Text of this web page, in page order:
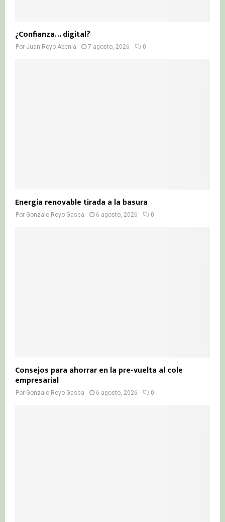
¿Confianza… digital?
Por Juan Royo Abenia 7 agosto, 2026 0
Energía renovable tirada a la basura
Por Gonzalo Royo Gasca 6 agosto, 2026 0
Consejos para ahorrar en la pre-vuelta al cole
empresarial
Por Gonzalo Royo Gasca 6 agosto, 2026 0